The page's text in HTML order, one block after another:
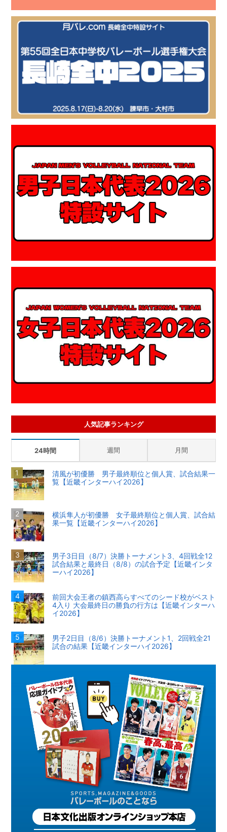
人気記事ランキング
24時間 週間 月間
清風が初優勝 男子最終順位と個人賞、試合結果一
覧【近畿インターハイ2026】
横浜隼人が初優勝 女子最終順位と個人賞、試合結
果一覧【近畿インターハイ2026】
男子3日目（8/7）決勝トーナメント3、4回戦全12
試合結果と最終日（8/8）の試合予定【近畿インタ
ーハイ2026】
前回大会王者の鎮西高らすべてのシード校がベスト
4入り 大会最終日の勝負の行方は【近畿インターハ
イ2026】
男子2日目（8/6）決勝トーナメント1、2回戦全21
試合の結果【近畿インターハイ2026】